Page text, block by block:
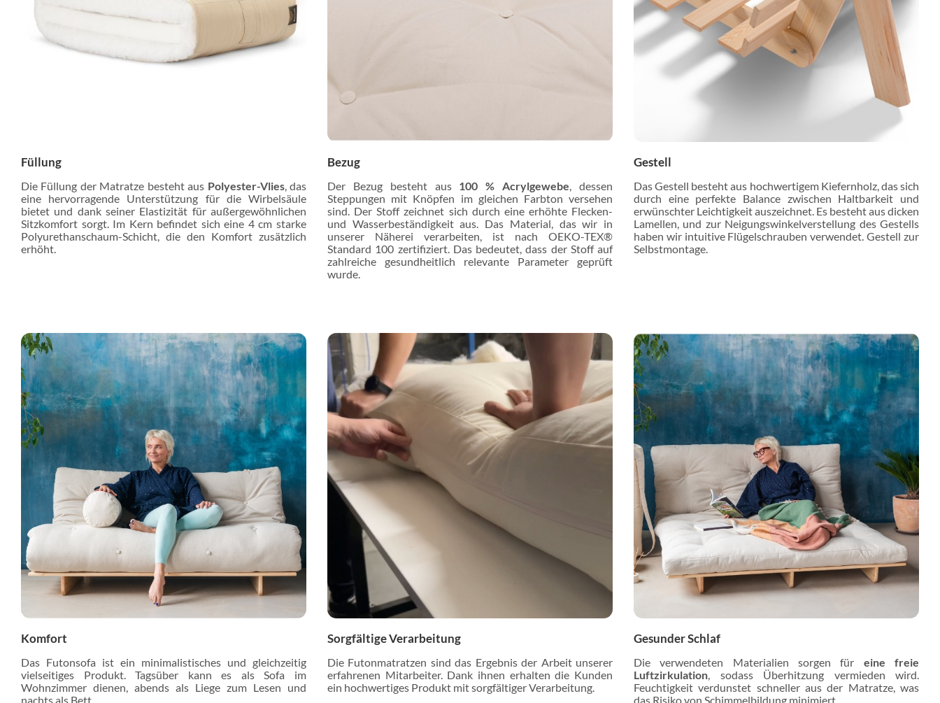
Füllung
Die Füllung der Matratze besteht aus Polyester-Vlies, das
eine hervorragende Unterstützung für die Wirbelsäule
bietet und dank seiner Elastizität für außergewöhnlichen
Sitzkomfort sorgt. Im Kern befindet sich eine 4 cm starke
Polyurethanschaum-Schicht, die den Komfort zusätzlich
erhöht.
Bezug
Der Bezug besteht aus 100 % Acrylgewebe, dessen
Steppungen mit Knöpfen im gleichen Farbton versehen
sind. Der Stoff zeichnet sich durch eine erhöhte Flecken-
und Wasserbeständigkeit aus. Das Material, das wir in
unserer Näherei verarbeiten, ist nach OEKO-TEX®
Standard 100 zertifiziert. Das bedeutet, dass der Stoff auf
zahlreiche gesundheitlich relevante Parameter geprüft
wurde.
Gestell
Das Gestell besteht aus hochwertigem Kiefernholz, das sich
durch eine perfekte Balance zwischen Haltbarkeit und
erwünschter Leichtigkeit auszeichnet. Es besteht aus dicken
Lamellen, und zur Neigungswinkelverstellung des Gestells
haben wir intuitive Flügelschrauben verwendet. Gestell zur
Selbstmontage.
Komfort
Das Futonsofa ist ein minimalistisches und gleichzeitig
vielseitiges Produkt. Tagsüber kann es als Sofa im
Wohnzimmer dienen, abends als Liege zum Lesen und
nachts als Bett.
Sorgfältige Verarbeitung
Die Futonmatratzen sind das Ergebnis der Arbeit unserer
erfahrenen Mitarbeiter. Dank ihnen erhalten die Kunden
ein hochwertiges Produkt mit sorgfältiger Verarbeitung.
Gesunder Schlaf
Die verwendeten Materialien sorgen für eine freie
Luftzirkulation, sodass Überhitzung vermieden wird.
Feuchtigkeit verdunstet schneller aus der Matratze, was
das Risiko von Schimmelbildung minimiert.